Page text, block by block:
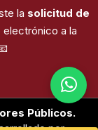
la solicitud de
electrónico a la
Públicos.